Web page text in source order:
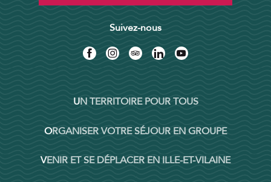
Suivez-nous
UN TERRITOIRE POUR TOUS
ORGANISER VOTRE SÉJOUR EN GROUPE
VENIR ET SE DÉPLACER EN ILLE-ET-VILAINE